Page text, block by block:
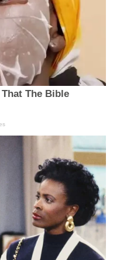
The Bible